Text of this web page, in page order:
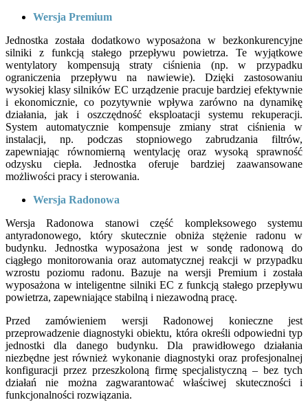
Wersja Premium
Jednostka została dodatkowo wyposażona w bezkonkurencyjne
silniki z funkcją stałego przepływu powietrza. Te wyjątkowe
wentylatory kompensują straty ciśnienia (np. w przypadku
ograniczenia przepływu na nawiewie). Dzięki zastosowaniu
wysokiej klasy silników EC urządzenie pracuje bardziej efektywnie
i ekonomicznie, co pozytywnie wpływa zarówno na dynamikę
działania, jak i oszczędność eksploatacji systemu rekuperacji.
System automatycznie kompensuje zmiany strat ciśnienia w
instalacji, np. podczas stopniowego zabrudzania filtrów,
zapewniając równomierną wentylację oraz wysoką sprawność
odzysku ciepła. Jednostka oferuje bardziej zaawansowane
możliwości pracy i sterowania.
Wersja Radonowa
Wersja Radonowa stanowi część kompleksowego systemu
antyradonowego, który skutecznie obniża stężenie radonu w
budynku. Jednostka wyposażona jest w sondę radonową do
ciągłego monitorowania oraz automatycznej reakcji w przypadku
wzrostu poziomu radonu. Bazuje na wersji Premium i została
wyposażona w inteligentne silniki EC z funkcją stałego przepływu
powietrza, zapewniające stabilną i niezawodną pracę.
Przed zamówieniem wersji Radonowej konieczne jest
przeprowadzenie diagnostyki obiektu, która określi odpowiedni typ
jednostki dla danego budynku. Dla prawidłowego działania
niezbędne jest również wykonanie diagnostyki oraz profesjonalnej
konfiguracji przez przeszkoloną firmę specjalistyczną – bez tych
działań nie można zagwarantować właściwej skuteczności i
funkcjonalności rozwiązania.